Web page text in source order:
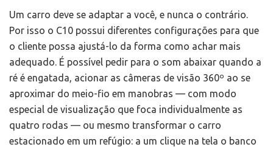
Um carro deve se adaptar a você, e nunca o contrário.
Por isso o C10 possui diferentes configurações para que
o cliente possa ajustá-lo da forma como achar mais
adequado. É possível pedir para o som abaixar quando a
ré é engatada, acionar as câmeras de visão 360º ao se
aproximar do meio-fio em manobras — com modo
especial de visualização que foca individualmente as
quatro rodas — ou mesmo transformar o carro
estacionado em um refúgio: a um clique na tela o banco